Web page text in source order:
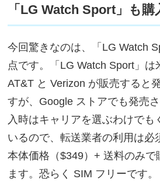
「LG Watch Sport」も購
今回驚きなのは、「LG Watch
点です。「LG Watch Sport」は
AT&T と Verizon が販売すると
すが、Google ストアでも発売
入時はキャリアを選ぶわけでも
いるので、転送業者の利用は必
本体価格（$349）+ 送料のみで
ます。恐らく SIM フリーです。